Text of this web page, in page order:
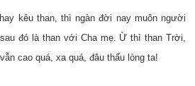
kêu than, thì ngàn đời nay muôn người
đó là than với Cha mẹ. Ừ thì than Trời,
cao quá, xa quá, đâu thấu lòng ta!